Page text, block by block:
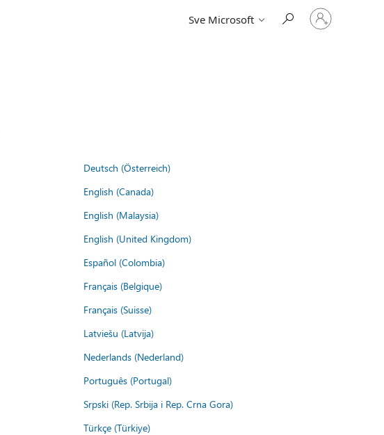
Sve Microsoft
Prijavite
se
Deutsch (Österreich)
English (Canada)
English (Malaysia)
English (United Kingdom)
Español (Colombia)
Français (Belgique)
Français (Suisse)
Latviešu (Latvija)
Nederlands (Nederland)
Português (Portugal)
Srpski (Rep. Srbija i Rep. Crna Gora)
Türkçe (Türkiye)